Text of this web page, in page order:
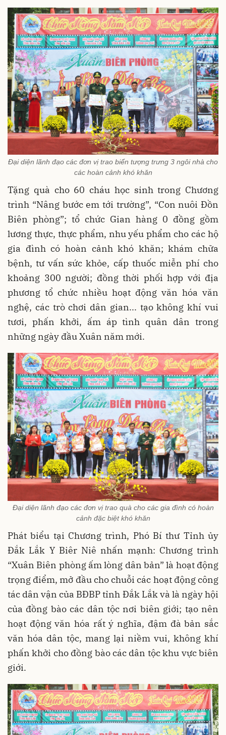
Đại diện lãnh đạo các đơn vị trao biển tượng trưng 3 ngôi nhà cho
các hoàn cảnh khó khăn
Tặng quà cho 60 cháu học sinh trong Chương
trình “Nâng bước em tới trường”, “Con nuôi Đồn
Biên phòng”; tổ chức Gian hàng 0 đồng gồm
lương thực, thực phẩm, nhu yếu phẩm cho các hộ
gia đình có hoàn cảnh khó khăn; khám chữa
bệnh, tư vấn sức khỏe, cấp thuốc miễn phí cho
khoảng 300 người; đồng thời phối hợp với địa
phương tổ chức nhiều hoạt động văn hóa văn
nghệ, các trò chơi dân gian... tạo không khí vui
tươi, phấn khởi, ấm áp tình quân dân trong
những ngày đầu Xuân năm mới.
Đại diện lãnh đạo các đơn vị trao quà cho các gia đình có hoàn
cảnh đặc biệt khó khăn
Phát biểu tại Chương trình, Phó Bí thư Tỉnh ủy
Đắk Lắk Y Biêr Niê nhấn mạnh: Chương trình
“Xuân Biên phòng ấm lòng dân bản” là hoạt động
trọng điểm, mở đầu cho chuỗi các hoạt động công
tác dân vận của BĐBP tỉnh Đắk Lắk và là ngày hội
của đồng bào các dân tộc nơi biên giới; tạo nên
hoạt động văn hóa rất ý nghĩa, đậm đà bản sắc
văn hóa dân tộc, mang lại niềm vui, không khí
phấn khởi cho đồng bào các dân tộc khu vực biên
giới.